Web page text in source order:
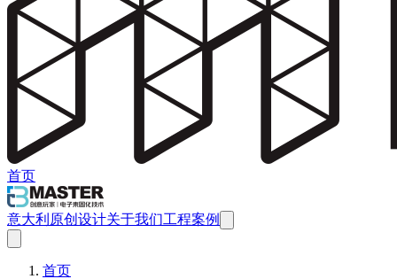
首页
意大利原创设计关于我们工程案例
首页